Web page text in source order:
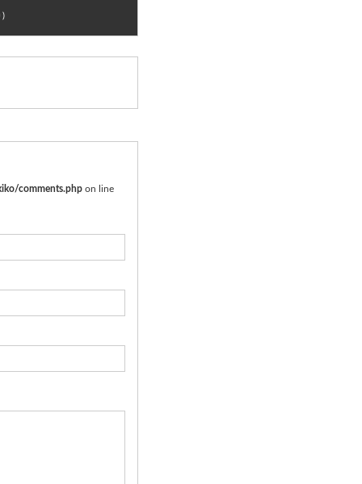
)
comments.php on line